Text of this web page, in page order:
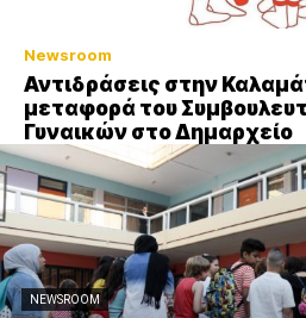
Newsroom
Αντιδράσεις στην
μεταφορά του
Γυναικών στο Δημαρχείο
NEWSROOM